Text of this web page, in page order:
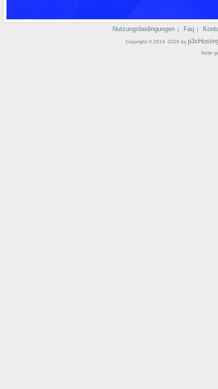
Nutzungsbedingungen | Faq |
Copyright © 2013 -2026 by
Seite